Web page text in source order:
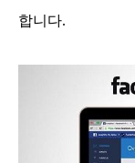
합니다.